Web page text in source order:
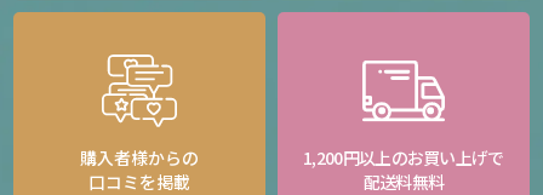
購入者様からの
口コミを掲載
1,200円以上のお買い上げで
配送料無料